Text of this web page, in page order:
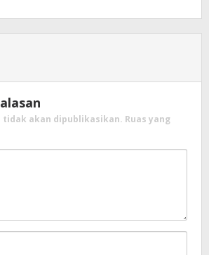
tidak akan dipublikasikan. Ruas yang